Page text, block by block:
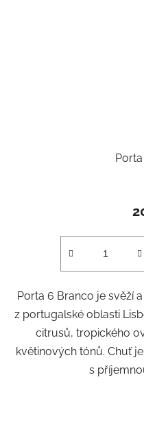
Porta 6 Branco je svěží
z portugalské oblasti
citrusů, tropického
květinových tónů. Chuť
s